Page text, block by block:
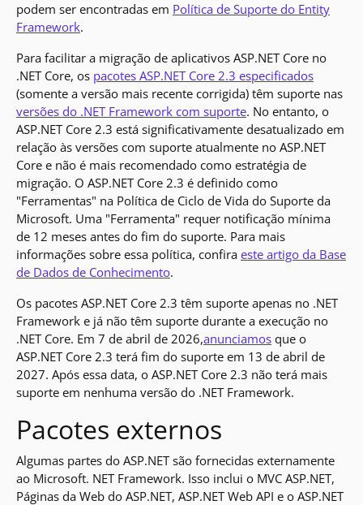
podem ser encontradas em Política de Suporte do Entity
Framework.
Para facilitar a migração de aplicativos ASP.NET Core no
.NET Core, os pacotes ASP.NET Core 2.3 especificados
(somente a versão mais recente corrigida) têm suporte nas
versões do .NET Framework com suporte. No entanto, o
ASP.NET Core 2.3 está significativamente desatualizado em
relação às versões com suporte atualmente no ASP.NET
Core e não é mais recomendado como estratégia de
migração. O ASP.NET Core 2.3 é definido como
"Ferramentas" na Política de Ciclo de Vida do Suporte da
Microsoft. Uma "Ferramenta" requer notificação mínima
de 12 meses antes do fim do suporte. Para mais
informações sobre essa política, confira este artigo da Base
de Dados de Conhecimento.
Os pacotes ASP.NET Core 2.3 têm suporte apenas no .NET
Framework e já não têm suporte durante a execução no
.NET Core. Em 7 de abril de 2026,anunciamos que o
ASP.NET Core 2.3 terá fim do suporte em 13 de abril de
2027. Após essa data, o ASP.NET Core 2.3 não terá mais
suporte em nenhuma versão do .NET Framework.
Pacotes externos
Algumas partes do ASP.NET são fornecidas externamente
ao Microsoft. NET Framework. Isso inclui o MVC ASP.NET,
Páginas da Web do ASP.NET, ASP.NET Web API e o ASP.NET